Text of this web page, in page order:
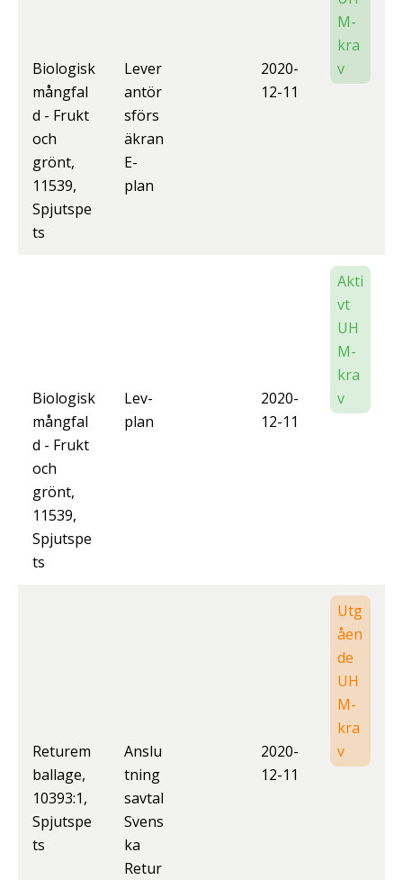
Biologisk
mångfal
d - Frukt
och
grönt,
11539,
Spjutspe
ts
Lever
antör
sförs
äkran
E-
plan
2020-
12-11
M-
kra
v
Biologisk
mångfal
d - Frukt
och
grönt,
11539,
Spjutspe
ts
Lev-
plan
2020-
12-11
Akti
vt
UH
M-
kra
v
Returem
ballage,
10393:1,
Spjutspe
ts
Anslu
tning
savtal
Svens
ka
Retur
2020-
12-11
Utg
åen
de
UH
M-
kra
v